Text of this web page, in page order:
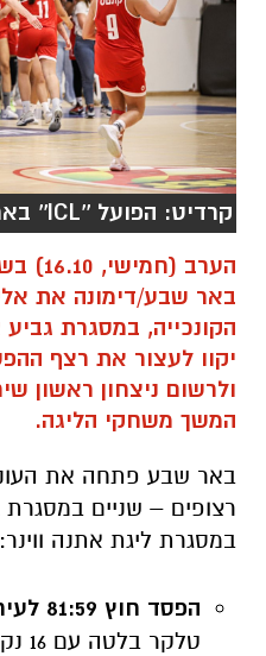
קרדיט: הפועל ''ICL'' באר שבע/דימונה
באר שבע/דימונה את
הקונכייה, במסגרת
יקוו לעצור את רצף
ולרשום ניצחון ראשון
המשך משחקי הליגה.
באר שבע פתחה את
רצופים – שניים במסגרת
במסגרת ליגת אתנה ווינר:
הפסד חוץ 81:59 לעירוני רמת גן